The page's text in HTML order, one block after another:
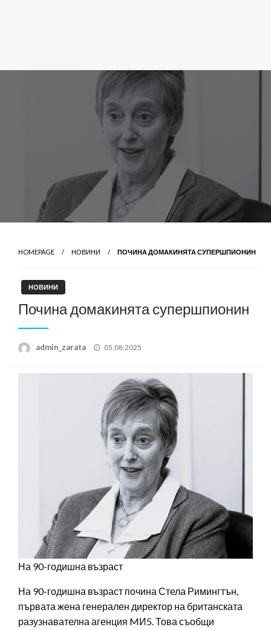
HOMEPAGE НОВИНИ ПОЧИНА ДОМАКИНЯТА СУПЕРШПИОНИН
НОВИНИ
Почина домакинята супершпионин
admin_zarata
Posted
05.08.2025
На 90-годишна възраст
На 90-годишна възраст почина Стела Римингтън,
първата жена генерален директор на британската
разузнавателна агенция MИ5. Това съобщи